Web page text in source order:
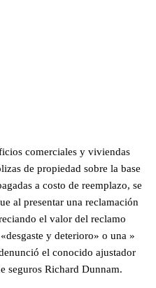
comerciales y viviendas
de propiedad sobre la base
a costo de reemplazo, se
al presentar una reclamación
el valor del reclamo
y deterioro» o una »
el conocido ajustador
seguros Richard Dunnam.